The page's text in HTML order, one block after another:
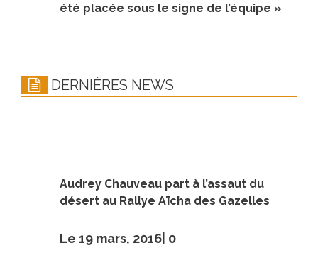
été placée sous le signe de l’équipe »
DERNIÈRES NEWS
Audrey Chauveau part à l’assaut du
désert au Rallye Aïcha des Gazelles
Le 19 mars, 2016| 0